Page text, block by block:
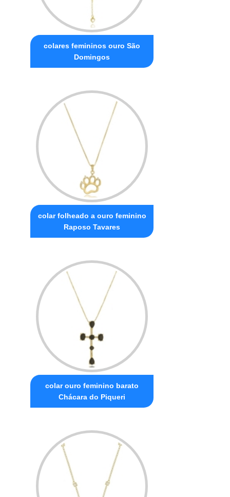
colares femininos ouro São
Domingos
colar folheado a ouro feminino
Raposo Tavares
colar ouro feminino barato
Chácara do Piqueri